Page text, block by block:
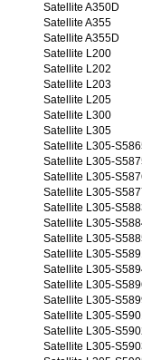
Satellite A350D
Satellite A355
Satellite A355D
Satellite L200
Satellite L202
Satellite L203
Satellite L205
Satellite L300
Satellite L305
Satellite L305-
Satellite L305-
Satellite L305-
Satellite L305-
Satellite L305-
Satellite L305-
Satellite L305-
Satellite L305-
Satellite L305-
Satellite L305-
Satellite L305-
Satellite L305-
Satellite L305-
Satellite L305-